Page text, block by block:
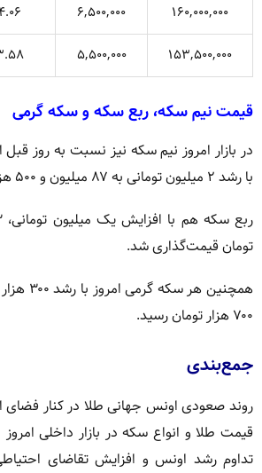
۱۶۰,۰۰۰,۰۰۰
۶,۵۰۰,۰۰۰ ۴.۰۶
۱۵۳,۵۰۰,۰۰۰
۵,۵۰۰,۰۰۰
قیمت نیم سکه، ربع سکه و سکه گرمی
در بازار امروز نیم سکه نیز نسبت به روز
با رشد ۲ میلیون تومانی به ۸۷ میلیون و ۵۰۰ هزار تومان رسید.
تومان قیمت‌گذاری شد.
۷۰۰ هزار تومان رسید.
جمع‌بندی
روند صعودی اونس جهانی طلا در کنار فضای
قیمت طلا و انواع سکه در بازار داخلی
تداوم رشد اونس و افزایش تقاضای